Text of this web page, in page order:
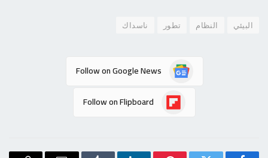
البيئي النظام تطور ناسداك
Follow on Google News
Follow on Flipboard